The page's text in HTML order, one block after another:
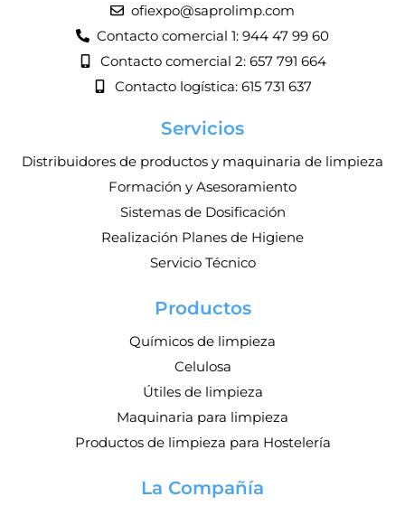
ofiexpo@saprolimp.com
Contacto comercial 1: 944 47 99 60
Contacto comercial 2: 657 791 664
Contacto logística: 615 731 637
Servicios
Distribuidores de productos y maquinaria de limpieza
Formación y Asesoramiento
Sistemas de Dosificación
Realización Planes de Higiene
Servicio Técnico
Productos
Químicos de limpieza
Celulosa
Útiles de limpieza
Maquinaria para limpieza
Productos de limpieza para Hostelería
La Compañía